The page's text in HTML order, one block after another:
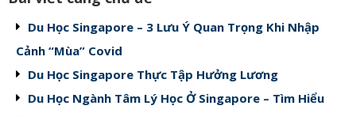
Du Học Singapore – 3 Lưu Ý Quan Trọng Khi Nhập
Cảnh “Mùa” Covid
Du Học Singapore Thực Tập Hưởng Lương
Du Học Ngành Tâm Lý Học Ở Singapore – Tìm Hiểu